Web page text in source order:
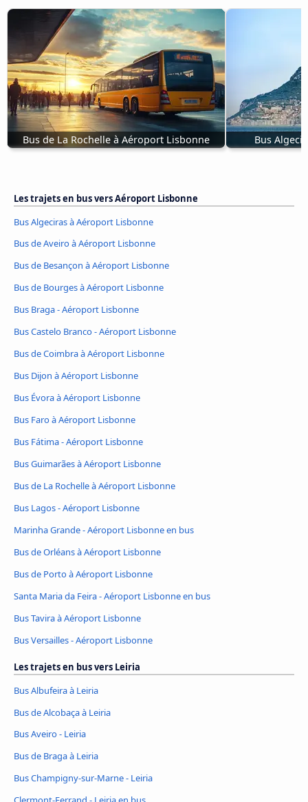
Bus de La Rochelle à Aéroport Lisbonne Bus
Les trajets en bus vers Aéroport Lisbonne
Bus Algeciras à Aéroport Lisbonne
Bus de Aveiro à Aéroport Lisbonne
Bus de Besançon à Aéroport Lisbonne
Bus de Bourges à Aéroport Lisbonne
Bus Braga - Aéroport Lisbonne
Bus Castelo Branco - Aéroport Lisbonne
Bus de Coimbra à Aéroport Lisbonne
Bus Dijon à Aéroport Lisbonne
Bus Évora à Aéroport Lisbonne
Bus Faro à Aéroport Lisbonne
Bus Fátima - Aéroport Lisbonne
Bus Guimarães à Aéroport Lisbonne
Bus de La Rochelle à Aéroport Lisbonne
Bus Lagos - Aéroport Lisbonne
Marinha Grande - Aéroport Lisbonne en bus
Bus de Orléans à Aéroport Lisbonne
Bus de Porto à Aéroport Lisbonne
Santa Maria da Feira - Aéroport Lisbonne en bus
Bus Tavira à Aéroport Lisbonne
Bus Versailles - Aéroport Lisbonne
Les trajets en bus vers Leiria
Bus Albufeira à Leiria
Bus de Alcobaça à Leiria
Bus Aveiro - Leiria
Bus de Braga à Leiria
Bus Champigny-sur-Marne - Leiria